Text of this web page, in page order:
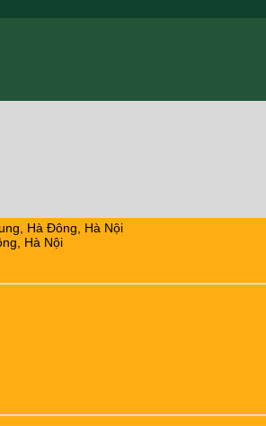
Hà Đông, Hà Nội
Hà Nội